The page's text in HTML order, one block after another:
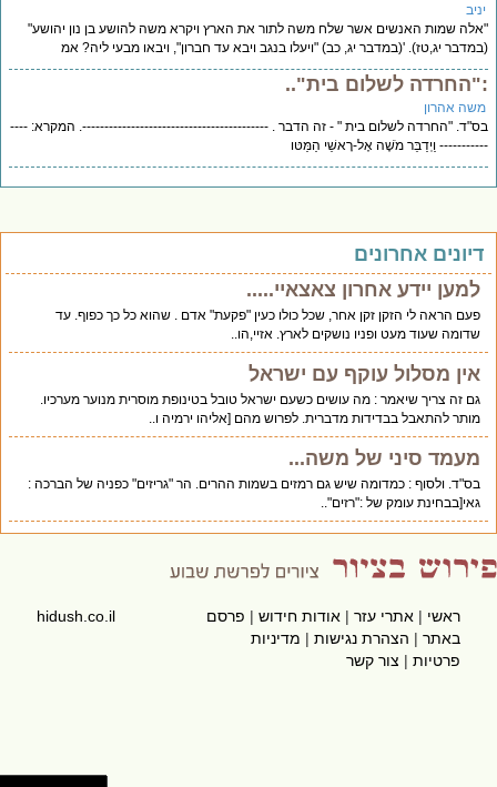
שמות האנשים אשר שלח משה לתור את הארץ ויקרא משה להושע בן נון יהושע"
יג,טז). '(במדבר יג, כב) "ויעלו בנגב ויבא עד חברון", ויבאו מבעי ליה? אמ
לשלום בית"..
אהרון
"החרדה לשלום בית " - זה הדבר . ------------------------------------------. המקרא: ----
וַיְדַבֵּר מֹשֶׁה אֶל-רָאשֵׁי הַמַּטּו
אחרונים
למען יידע אחרון צאצאיי.....
פעם הראה לי הזקן זקן אחר, שכל כולו כעין "פקעת" אדם . שהוא כל כך כפוף. עד
שדומה שעוד מעט ופניו נושקים לארץ. אזיי,הו..
אין מסלול עוקף עם ישראל
גם זה צריך שיאמר : מה עושים כשעם ישראל טובל בטינופת מוסרית מנוער מערכיו.
מותר להתאבל בבדידות מדברית. לפרוש מהם [אליהו ירמיה ו..
מעמד סיני של משה...
בס"ד. ולסוף : כמדומה שיש גם רמזים בשמות ההרים. הר "גריזים" כפניה של הברכה :
גאי[בבחינת עומק של :"רזים"..
ראשי|אתרי עזר|אודות חידוש|פרסם
באתר|הצהרת נגישות|מדיניות
פרטיות|צור קשר
hidush.co.il